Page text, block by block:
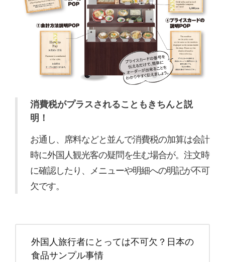
消費税がプラスされることもきちんと説
明！
お通し、席料などと並んで消費税の加算は会計
時に外国人観光客の疑問を生む場合が。注文時
に確認したり、メニューや明細への明記が不可
欠です。
外国人旅行者にとっては不可欠？日本の
食品サンプル事情